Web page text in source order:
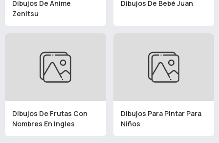
Dibujos De Anime
Zenitsu
Dibujos De Bebé Juan
Dibujos De Frutas Con
Nombres En Ingles
Dibujos Para Pintar Para
Niños